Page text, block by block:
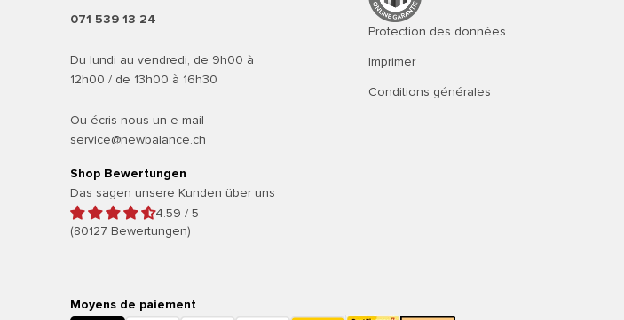
071 539 13 24
Du lundi au vendredi, de 9h00 à
12h00 / de 13h00 à 16h30
Ou écris-nous un e-mail
service@newbalance.ch
Shop Bewertungen
Das sagen unsere Kunden über uns
4.59 / 5
(80127 Bewertungen)
Protection des données
Imprimer
Conditions générales
Moyens de paiement